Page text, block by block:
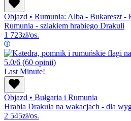
Objazd • Rumunia: Alba - Bukareszt -
Rumunia - szlakiem hrabiego Drakuli
1 723zł/os.
5.0/6 (60 opinii)
Last Minute!
Objazd • Bułgaria i Rumunia
Hrabia Drakula na wakacjach - dla
2 545zł/os.